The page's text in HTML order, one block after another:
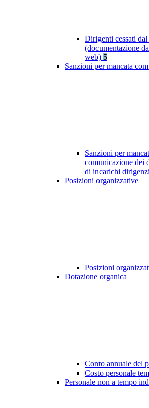
Dirigenti cessati
(documentazione
web) 5
Sanzioni per mancata
Sanzioni per
comunicazione dei
di incarichi
Posizioni organizzative
Posizioni
Dotazione organica
Conto annuale del
Costo personale
Personale non a tempo